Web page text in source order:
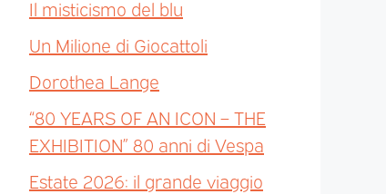
Il misticismo del blu
Un Milione di Giocattoli
Dorothea Lange
“80 YEARS OF AN ICON – THE
EXHIBITION” 80 anni di Vespa
Estate 2026: il grande viaggio